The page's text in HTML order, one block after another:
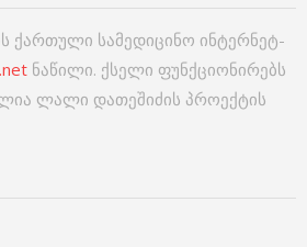
ქართული სამედიცინო ინტერნეტ-
ნაწილი. ქსელი ფუნქციონირებს
ლალი დათეშიძის პროექტის